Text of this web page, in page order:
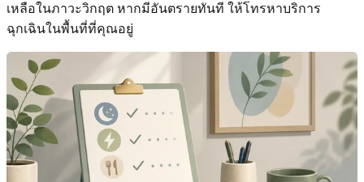
เหลือในภาวะวิกฤต หากมีอันตรายทันที ให้โทรหาบริการ
ฉุกเฉินในพื้นที่ที่คุณอยู่